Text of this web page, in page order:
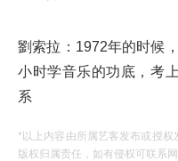
劉索拉：1972年的时候
小时学音乐的功底，考
系
*以上内容由所属艺客发布或授权
版权归属责任，如有侵权可联系